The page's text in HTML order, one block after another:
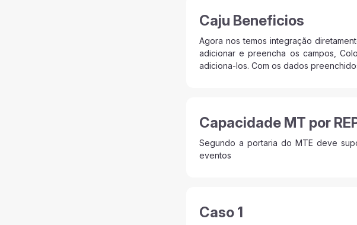
Caju Beneficios
Agora nos temos integração
adicionar e preencha os campos,
adiciona-los. Com os dados
Capacidade MT por
Segundo a portaria do MTE deve
eventos
Caso 1